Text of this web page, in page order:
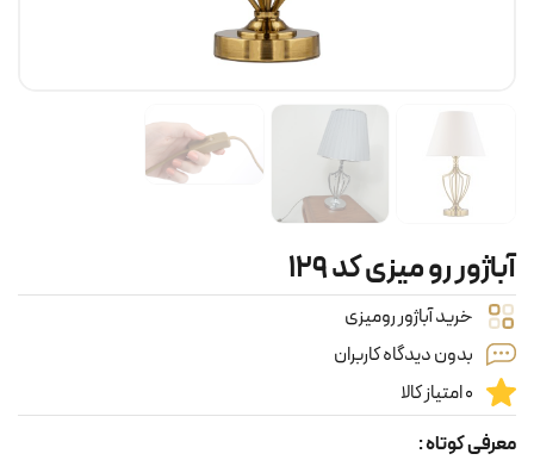
آباژور رو میزی کد ۱۲۹
خرید آباژور رومیزی
بدون دیدگاه کاربران
0 امتیاز کالا
معرفی کوتاه :